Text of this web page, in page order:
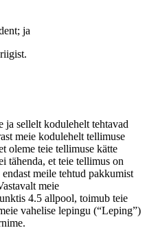
ja
ja sellelt kodulehelt tehtavad
meie kodulehelt tellimuse
oleme teie tellimuse kätte
tähenda, et teie tellimus on
meile tehtud pakkumist
meie
4.5 allpool, toimub teie
vahelise lepingu (“Leping”)